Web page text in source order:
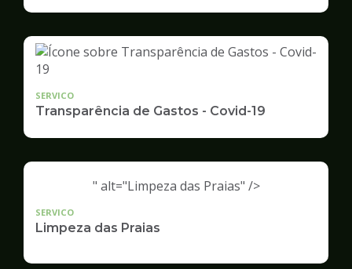
Infraestrutura
Serviços
Públicos
SERVICO
Transparência de Gastos - Covid-19
" alt="Limpeza das Praias" />
SERVICO
Limpeza das Praias